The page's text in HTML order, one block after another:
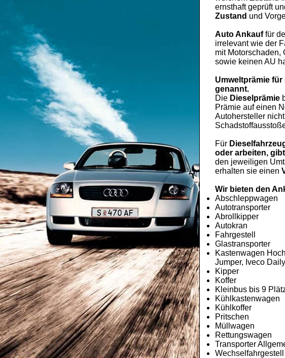
ernsthaft geprüft
Zustand und
Auto Ankauffür
irrelevant wie der
mit Motorschaden,
sowie keinen AU
Umweltprämie
genannt.
Die Dieselprämie
Prämie auf einen
Autohersteller
Für
oder arbeiten,
den jeweiligen
erhalten sie einen
Wir bieten den
Abschleppwagen
Autotransporter
Abrollkipper
Autokran
Fahrgestell
Glastransporter
Kastenwagen
Jumper, Iveco
Kipper
Koffer
Kleinbus bis 9
Kühlkastenwagen
Kühlkoffer
Pritschen
Müllwagen
Rettungswagen
Transporter
Wechselfahrgestell